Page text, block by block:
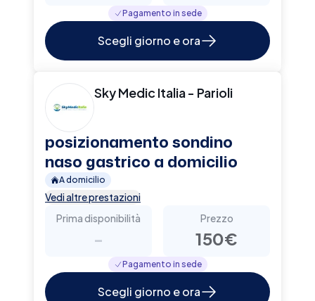
Pagamento in sede
Scegli giorno e ora
Sky Medic Italia - Parioli
posizionamento sondino
naso gastrico a domicilio
A domicilio
Vedi altre prestazioni
Prima disponibilità
-
Prezzo
150€
Pagamento in sede
Scegli giorno e ora